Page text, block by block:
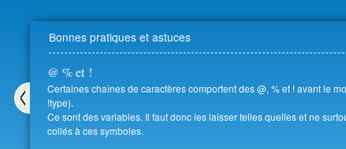
contenu
principal
Bonnes pratiques et astuces
@ % et !
Certaines chaînes de caractères comportent des @, % et ! avant le
!type).
Ce sont des variables. Il faut donc les laisser telles quelles et ne
collés à ces symboles.